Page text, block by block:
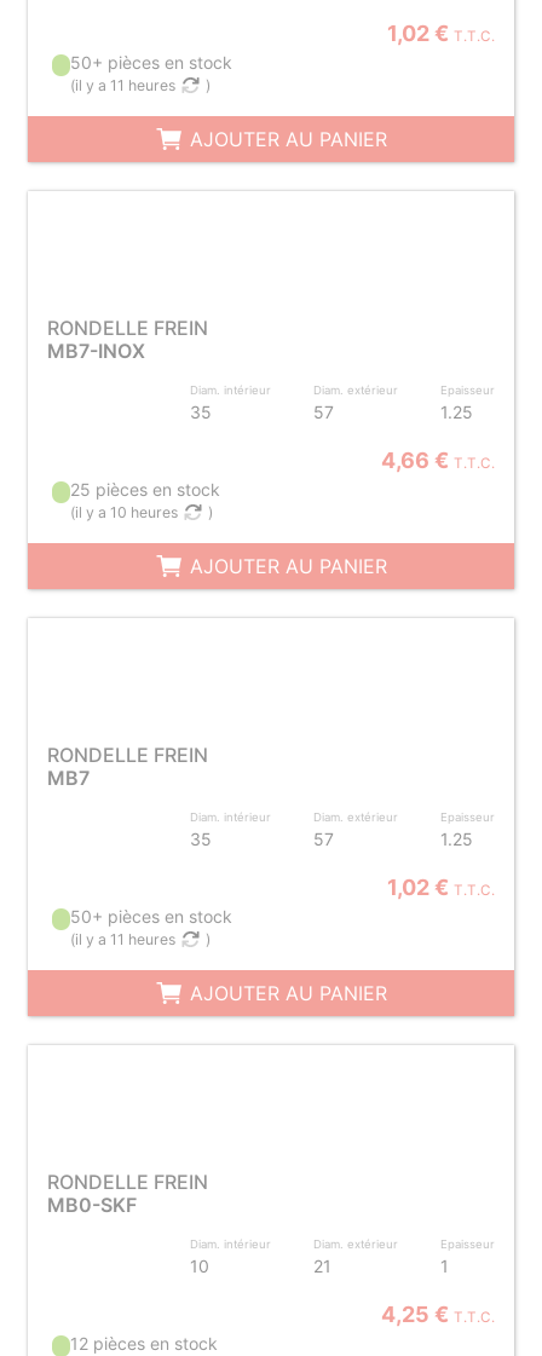
1,02 € T.T.C.
50+ pièces en stock
(il y a 11 heures )
AJOUTER AU PANIER
RONDELLE FREIN
MB7-INOX
Diam. intérieur
35
Diam. extérieur
57
Epaisseur
1.25
4,66 € T.T.C.
25 pièces en stock
(il y a 10 heures )
AJOUTER AU PANIER
RONDELLE FREIN
MB7
Diam. intérieur
35
Diam. extérieur
57
Epaisseur
1.25
1,02 € T.T.C.
50+ pièces en stock
(il y a 11 heures )
AJOUTER AU PANIER
RONDELLE FREIN
MB0-SKF
Diam. intérieur
10
Diam. extérieur
21
Epaisseur
1
4,25 € T.T.C.
12 pièces en stock